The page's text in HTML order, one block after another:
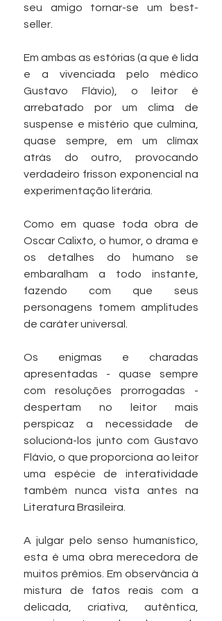
seu amigo tornar-se um best-
seller.
Em ambas as estórias (a que é lida
e a vivenciada pelo médico
Gustavo Flávio), o leitor é
arrebatado por um clima de
suspense e mistério que culmina,
quase sempre, em um clímax
atrás do outro, provocando
verdadeiro frisson exponencial na
experimentação literária.
Como em quase toda obra de
Oscar Calixto, o humor, o drama e
os detalhes do humano se
embaralham a todo instante,
fazendo com que seus
personagens tomem amplitudes
de caráter universal.
Os enigmas e charadas
apresentadas - quase sempre
com resoluções prorrogadas -
despertam no leitor mais
perspicaz a necessidade de
solucioná-los junto com Gustavo
Flávio, o que proporciona ao leitor
uma espécie de interatividade
também nunca vista antes na
Literatura Brasileira.
A julgar pelo senso humanístico,
esta é uma obra merecedora de
muitos prêmios. Em observância à
mistura de fatos reais com a
delicada, criativa, autêntica,